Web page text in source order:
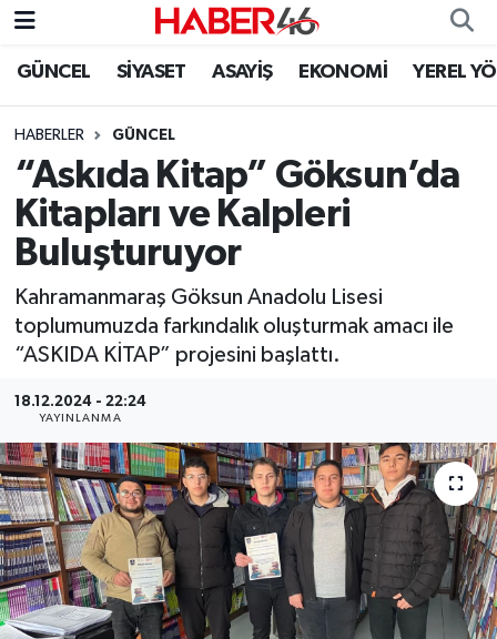
GÜNCEL SİYASET ASAYİŞ EKONOMİ YEREL
HABERLER GÜNCEL
“Askıda Kitap” Göksun’da
Kitapları ve Kalpleri
Buluşturuyor
Kahramanmaraş Göksun Anadolu Lisesi
toplumumuzda farkındalık oluşturmak amacı ile
“ASKIDA KİTAP” projesini başlattı.
18.12.2024 - 22:24
YAYINLANMA
GÜNCEL
SİYASET
EKONOMİ
SPOR
YAŞAM
TEKNOLOJİ
SAĞLIK
EĞİTİM
İLÇE HABERLERİ
KÜLTÜR-SANAT
Nöbetçi Eczaneler
Hava Durumu
Kahramanmaraş Namaz Vakitleri
Trafik Durumu
Süper Lig Puan Durumu ve Fikstür
Tüm Manşetler
Son Dakika Haberleri
Haber Arşivi